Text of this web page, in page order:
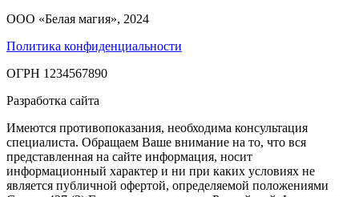
ООО «Белая магия», 2024
Политика конфиденциальности
ОГРН 1234567890
Разработка сайта
Имеются противопоказания, необходима консультация
специалиста. Обращаем Ваше внимание на то, что вся
представленная на сайте информация, носит
информационный характер и ни при каких условиях не
является публичной офертой, определяемой положениями